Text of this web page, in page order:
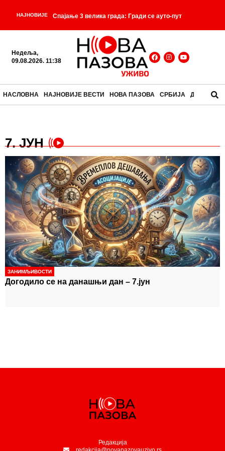
НАЈНОВИЈЕ Спајање 3 велика града: Гради се ауто-пут
„Војвођанско П“, од Београда до Зрењанина
стизаћемо за 35 минута, ево детаљне трасе и како
-
-
ПЕНЗИЈЕ РАСТУ ВЕЋ ОВЕ ГОДИНЕ: Повећање ће
пратити раст плата! - ЕСКАБЕЧЕ — РИБА КОЈА СЕ
НЕ ЈЕДЕ ОДМАХ - Данас прослављамо Светог
великомученика Пантелејмона, Светог Климента
Охридског и друге угоднике Божије -
Недеља,
09.08.2026. 11:38
НАСЛОВНА НАЈНОВИЈЕ ВЕСТИ НОВА ПАЗОВА СРБИЈА ДРУШТВО
7. ЈУН
ЗАНИМЉИВОСТИ
Догодило се на данашњи дан – 7.јун
Редакција